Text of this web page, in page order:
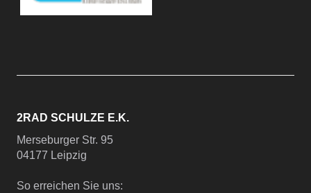
2RAD SCHULZE E.K.
Merseburger Str. 95
04177 Leipzig
So erreichen Sie uns: